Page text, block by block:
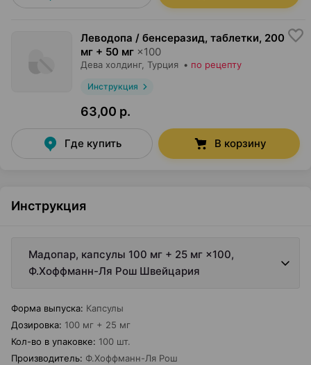
Леводопа / бенсеразид, таблетки, 200
мг + 50 мг ×100
Дева холдинг, Турция • по рецепту
Инструкция
63,00 р.
Где купить В корзину
Инструкция
Мадопар, капсулы 100 мг + 25 мг ×100,
Ф.Хоффманн-Ля Рош Швейцария
Форма выпуска: Капсулы
Дозировка: 100 мг + 25 мг
Кол-во в упаковке: 100 шт.
Производитель: Ф.Хоффманн-Ля Рош